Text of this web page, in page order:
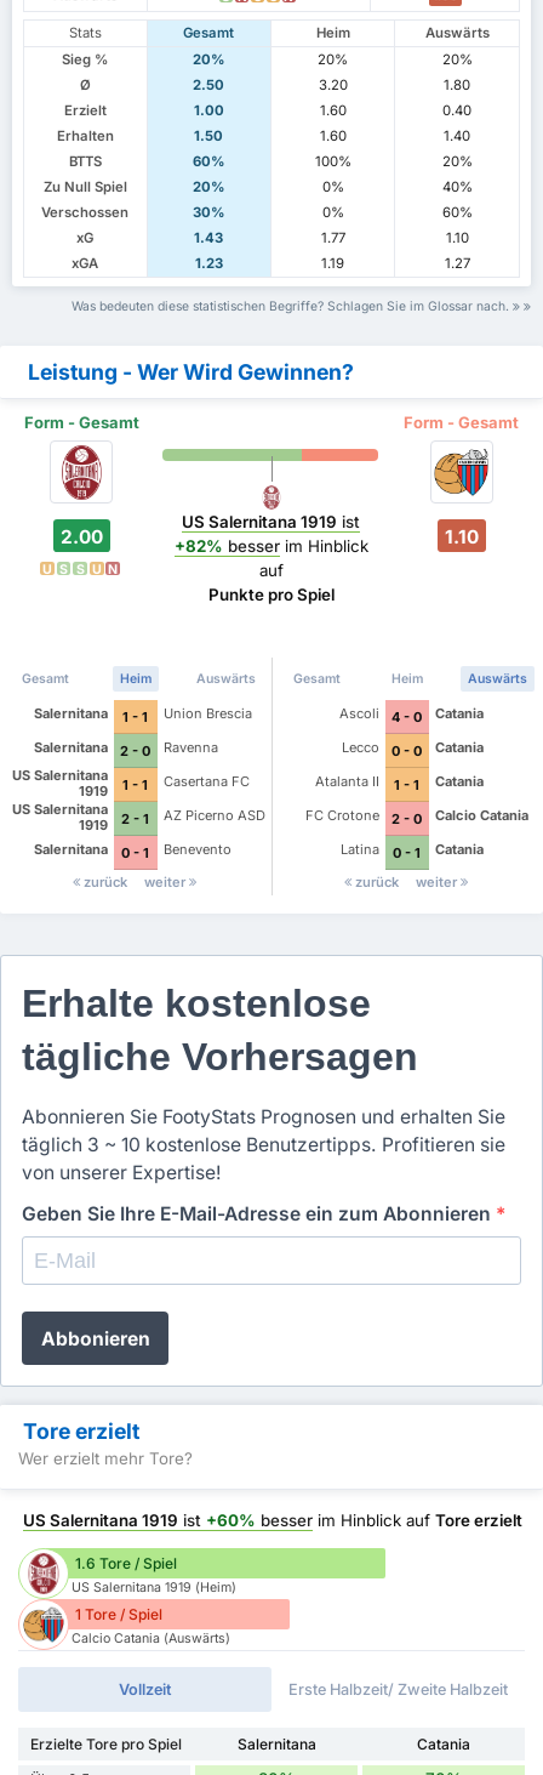
Stats Gesamt Heim
Auswärts
Sieg %
20% 20%
20%
Ø
2.50 3.20
1.80
Erzielt
1.00 1.60
0.40
Erhalten
1.50 1.60
1.40
BTTS
60% 100%
20%
Zu Null Spiel
20% 0%
40%
Verschossen
30% 0%
60%
xG
1.43 1.77
1.10
xGA
1.23 1.19 1.27
Was bedeuten diese statistischen Begriffe? Schlagen Sie im Glossar nach.
Leistung - Wer Wird Gewinnen?
Form - Gesamt Form - Gesamt
2.00
U S S U N
US Salernitana 1919 ist
+82% besserim Hinblick
auf
Punkte pro Spiel
1.10
Gesamt Heim Auswärts
Salernitana 1 - 1
Union Brescia
Salernitana
2 - 0
Ravenna
US Salernitana
1919
1 - 1
Casertana FC
US Salernitana
1919
2 - 1
AZ Picerno ASD
Salernitana
0 - 1
Benevento
zurück
weiter
Gesamt Heim Auswärts
Ascoli 4 - 0
Catania
Lecco
0 - 0
Catania
Atalanta II
1 - 1
Catania
FC Crotone
2 - 0
Calcio Catania
Latina
0 - 1
Catania
zurück
weiter
Erhalte kostenlose
tägliche Vorhersagen
Abonnieren Sie FootyStats Prognosen und erhalten Sie
täglich 3 ~ 10 kostenlose Benutzertipps. Profitieren sie
von unserer Expertise!
Geben Sie Ihre E-Mail-Adresse ein zum Abonnieren *
Abbonieren
Tore erzielt
Wer erzielt mehr Tore?
US Salernitana 1919 ist +60% besser im Hinblick auf Tore erzielt
1.6 Tore / Spiel
US Salernitana 1919 (Heim)
1 Tore / Spiel
Calcio Catania (Auswärts)
Vollzeit Erste Halbzeit/ Zweite Halbzeit
Erzielte Tore pro Spiel Salernitana
Catania